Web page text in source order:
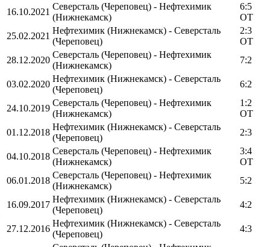
16.10.2021
Северсталь (Череповец) - Нефтехимик
(Нижнекамск)
6:5
OT
25.02.2021
Нефтехимик (Нижнекамск) - Северсталь
(Череповец)
2:3
OT
28.12.2020
Северсталь (Череповец) - Нефтехимик
(Нижнекамск)
7:2
03.02.2020
Нефтехимик (Нижнекамск) - Северсталь
(Череповец)
6:2
24.10.2019
Северсталь (Череповец) - Нефтехимик
(Нижнекамск)
1:2
OT
01.12.2018
Нефтехимик (Нижнекамск) - Северсталь
(Череповец)
2:3
04.10.2018
Северсталь (Череповец) - Нефтехимик
(Нижнекамск)
3:4
OT
06.01.2018
Северсталь (Череповец) - Нефтехимик
(Нижнекамск)
5:2
16.09.2017
Нефтехимик (Нижнекамск) - Северсталь
(Череповец)
4:2
27.12.2016
Нефтехимик (Нижнекамск) - Северсталь
(Череповец)
4:3